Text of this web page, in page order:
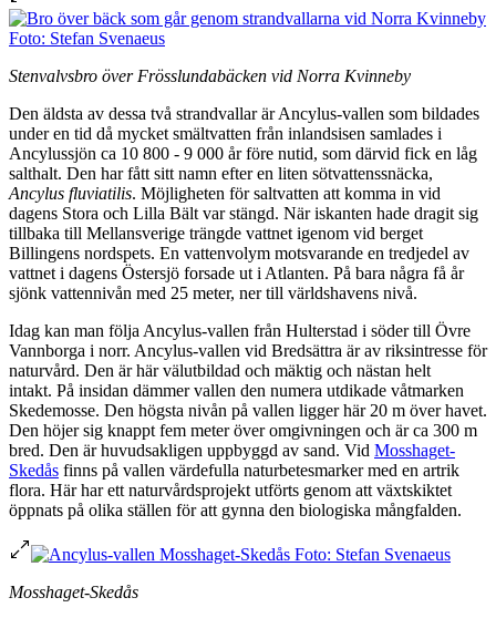
Stenvalvsbro över Frösslundabäcken vid Norra Kvinneby
Den äldsta av dessa två strandvallar är Ancylus-vallen som bildades
under en tid då mycket smältvatten från inlandsisen samlades i
Ancylussjön ca 10 800 - 9 000 år före nutid, som därvid fick en låg
salthalt. Den har fått sitt namn efter en liten sötvattenssnäcka,
Ancylus fluviatilis. Möjligheten för saltvatten att komma in vid
dagens Stora och Lilla Bält var stängd. När iskanten hade dragit sig
tillbaka till Mellansverige trängde vattnet igenom vid berget
Billingens nordspets. En vattenvolym motsvarande en tredjedel av
vattnet i dagens Östersjö forsade ut i Atlanten. På bara några få år
sjönk vattennivån med 25 meter, ner till världshavens nivå.
Idag kan man följa Ancylus-vallen från Hulterstad i söder till Övre
Vannborga i norr. Ancylus-vallen vid Bredsättra är av riksintresse för
naturvård. Den är här välutbildad och mäktig och nästan helt
intakt. På insidan dämmer vallen den numera utdikade våtmarken
Skedemosse. Den högsta nivån på vallen ligger här 20 m över havet.
Den höjer sig knappt fem meter över omgivningen och är ca 300 m
bred. Den är huvudsakligen uppbyggd av sand. Vid Mosshaget-
Skedås finns på vallen värdefulla naturbetesmarker med en artrik
flora. Här har ett naturvårdsprojekt utförts genom att växtskiktet
öppnats på olika ställen för att gynna den biologiska mångfalden.
Mosshaget-Skedås